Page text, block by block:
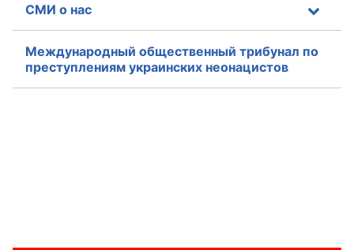
СМИ о нас
Международный общественный трибунал по
преступлениям украинских неонацистов